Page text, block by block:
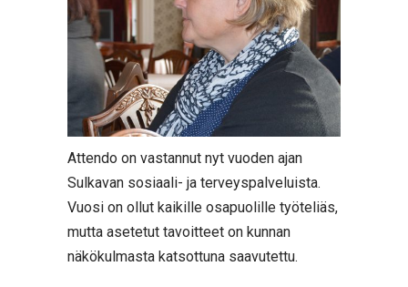
Attendo on vastannut nyt vuoden ajan
Sulkavan sosiaali- ja terveyspalveluista.
Vuosi on ollut kaikille osapuolille työteliäs,
mutta asetetut tavoitteet on kunnan
näkökulmasta katsottuna saavutettu.